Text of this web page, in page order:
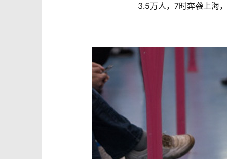
3.5万人，7时奔袭上海